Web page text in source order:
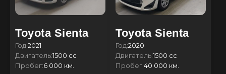
Toyota Sienta
Год:2021
Двигатель:1500 сс
Пробег:6 000 км.
Toyota Sienta
Год:2020
Двигатель:1500 сс
Пробег:40 000 км.